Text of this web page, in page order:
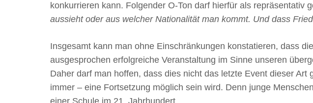
konkurrieren kann. Folgender O-Ton darf hierfür als repräsentativ
aussieht oder aus welcher Nationalität man kommt. Und dass
Insgesamt kann man ohne Einschränkungen konstatieren, dass
ausgesprochen erfolgreiche Veranstaltung im Sinne unseren
Daher darf man hoffen, dass dies nicht das letzte Event dieser
immer – eine Fortsetzung möglich sein wird. Denn junge